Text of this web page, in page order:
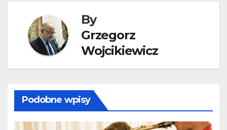
By
Grzegorz
Wojcikiewicz
Podobne wpisy